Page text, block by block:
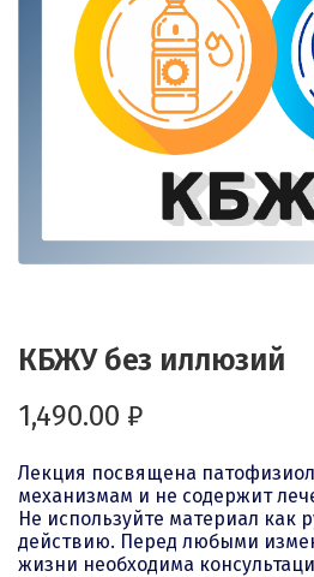
КБЖУ без иллюзий
1,490.00 ₽
Лекция посвящена
механизмам и не содержит
Не используйте материал как
действию. Перед любыми
жизни необходима